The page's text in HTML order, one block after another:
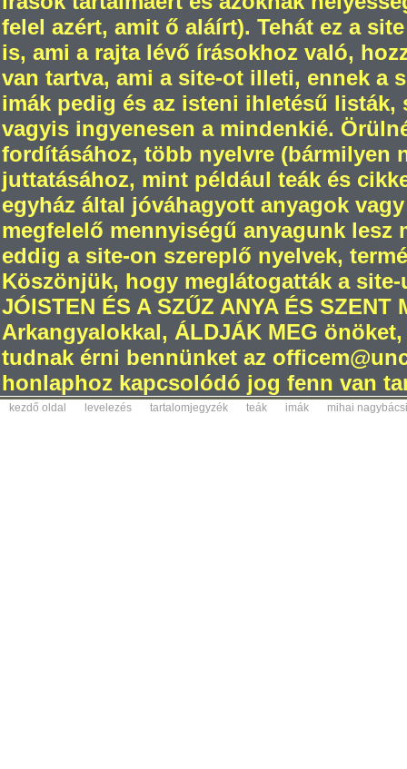
felel azért, amit ő aláírt). Tehát ez a
is, ami a rajta lévő írásokhoz való,
van tartva, ami a site-ot illeti, ennek a
imák pedig és az isteni ihletésű
vagyis ingyenesen a mindenkié.
fordításához, több nyelvre (bármilyen
juttatásához, mint például teák és
egyház által jóváhagyott anyagok
megfelelő mennyiségű anyagunk lesz
eddig a site-on szereplő nyelvek,
Köszönjük, hogy meglátogatták a
JÓISTEN ÉS A SZŰZ ANYA ÉS
Arkangyalokkal, ÁLDJÁK MEG
tudnak érni bennünket az
honlaphoz kapcsolódó jog fenn van
kezdő oldal levelezés tartalomjegyzék teák imák mihai nagybácsi